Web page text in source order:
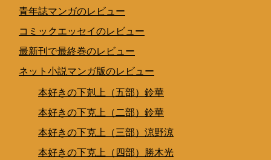
青年誌マンガのレビュー
コミックエッセイのレビュー
最新刊で最終巻のレビュー
ネット小説マンガ版のレビュー
本好きの下剋上（五部）鈴華
本好きの下克上（二部）鈴華
本好きの下克上（三部）涼野涼
本好きの下克上（四部）勝木光